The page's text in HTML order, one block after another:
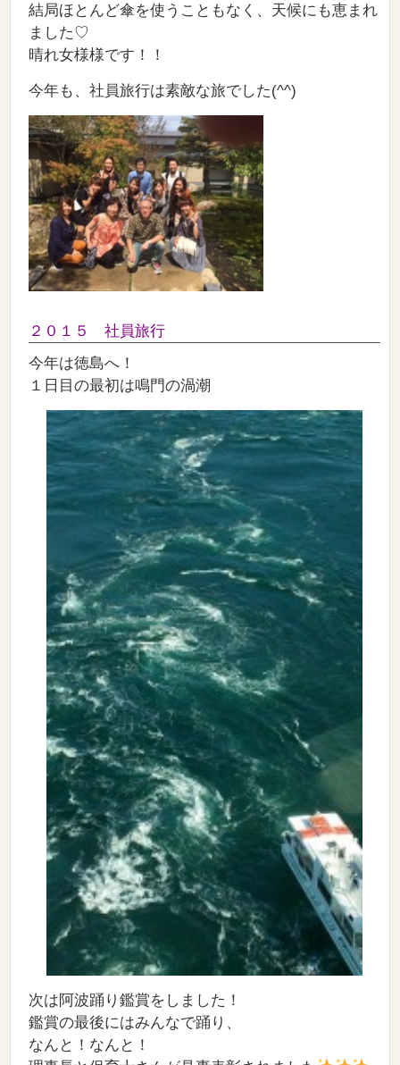
結局ほとんど傘を使うこともなく、天候にも恵まれ
ました♡
晴れ女様様です！！
今年も、社員旅行は素敵な旅でした(^^)
２０１５ 社員旅行
今年は徳島へ！
１日目の最初は鳴門の渦潮
次は阿波踊り鑑賞をしました！
鑑賞の最後にはみんなで踊り、
なんと！なんと！